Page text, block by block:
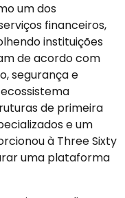
um dos
financeiros,
instituições
de acordo com
segurança e
de primeira
e um
à Three Sixty
uma plataforma